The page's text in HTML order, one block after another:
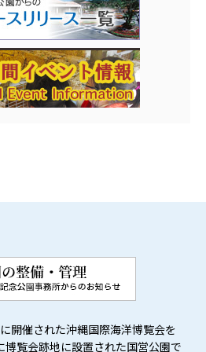
開催された沖縄国際海洋博覧会を
覧会跡地に設置された国営公園で